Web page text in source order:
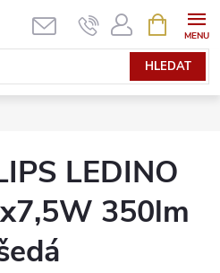
HLEDAT
NÁKUPNÍ
KOŠÍK
LEDINO
350lm